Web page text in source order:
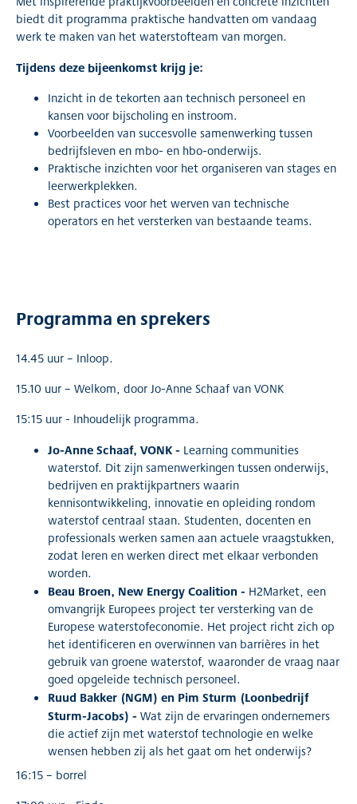
biedt dit programma praktische handvatten om vandaag
werk te maken van het waterstofteam van morgen.
Tijdens deze bijeenkomst krijg je:
Inzicht in de tekorten aan technisch personeel en
kansen voor bijscholing en instroom.
Voorbeelden van succesvolle samenwerking tussen
bedrijfsleven en mbo- en hbo-onderwijs.
Praktische inzichten voor het organiseren van stages en
leerwerkplekken.
Best practices voor het werven van technische
operators en het versterken van bestaande teams.
Programma en sprekers
14.45 uur – Inloop.
15.10 uur – Welkom, door Jo-Anne Schaaf van VONK
15:15 uur - Inhoudelijk programma.
Jo-Anne Schaaf, VONK - Learning communities
waterstof. Dit zijn samenwerkingen tussen onderwijs,
bedrijven en praktijkpartners waarin
kennisontwikkeling, innovatie en opleiding rondom
waterstof centraal staan. Studenten, docenten en
professionals werken samen aan actuele vraagstukken,
zodat leren en werken direct met elkaar verbonden
worden.
Beau Broen, New Energy Coalition - H2Market, een
omvangrijk Europees project ter versterking van de
Europese waterstofeconomie. Het project richt zich op
het identificeren en overwinnen van barrières in het
gebruik van groene waterstof, waaronder de vraag naar
goed opgeleide technisch personeel.
Ruud Bakker (NGM) en Pim Sturm (Loonbedrijf
Sturm-Jacobs) -Wat zijn de ervaringen ondernemers
die actief zijn met waterstof technologie en welke
wensen hebben zij als het gaat om het onderwijs?
16:15 – borrel